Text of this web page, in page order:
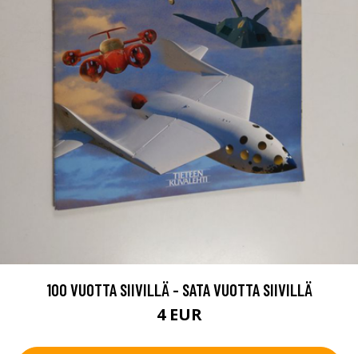
100 VUOTTA SIIVILLÄ - SATA VUOTTA SIIVILLÄ
4 EUR